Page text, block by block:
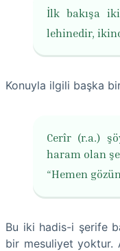
İlk bakışa
lehinedir,
Konuyla ilgili başka
Cerîr (r.a.)
haram olan
“Hemen
Bu iki hadis-i şerife
bir mesuliyet yoktur.